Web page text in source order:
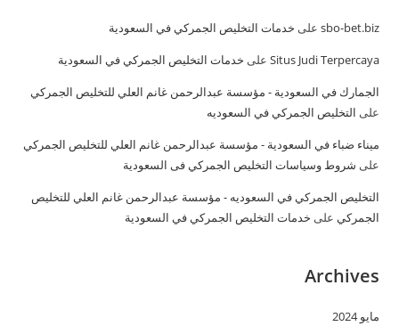
sbo-bet.biz على خدمات التخليص الجمركي في السعودية
Situs Judi Terpercaya على خدمات التخليص الجمركي في السعودية
الجمارك في السعودية - مؤسسة عبدالرحمن غانم العلي للتخليص الجمركي
على التخليص الجمركي في السعوديه
ميناء ضباء في السعودية - مؤسسة عبدالرحمن غانم العلي للتخليص الجمركي
على شروط وسياسات التخليص الجمركي فى السعودية
التخليص الجمركي في السعوديه - مؤسسة عبدالرحمن غانم العلي للتخليص
الجمركي على خدمات التخليص الجمركي في السعودية
Archives
مايو 2024